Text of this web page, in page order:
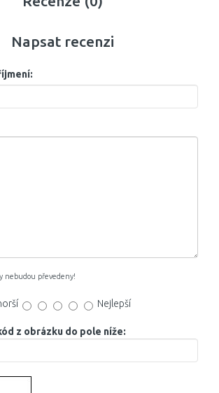
Napsat recenzi
nebudou převedeny!
Nejlepší
z obrázku do pole níže: